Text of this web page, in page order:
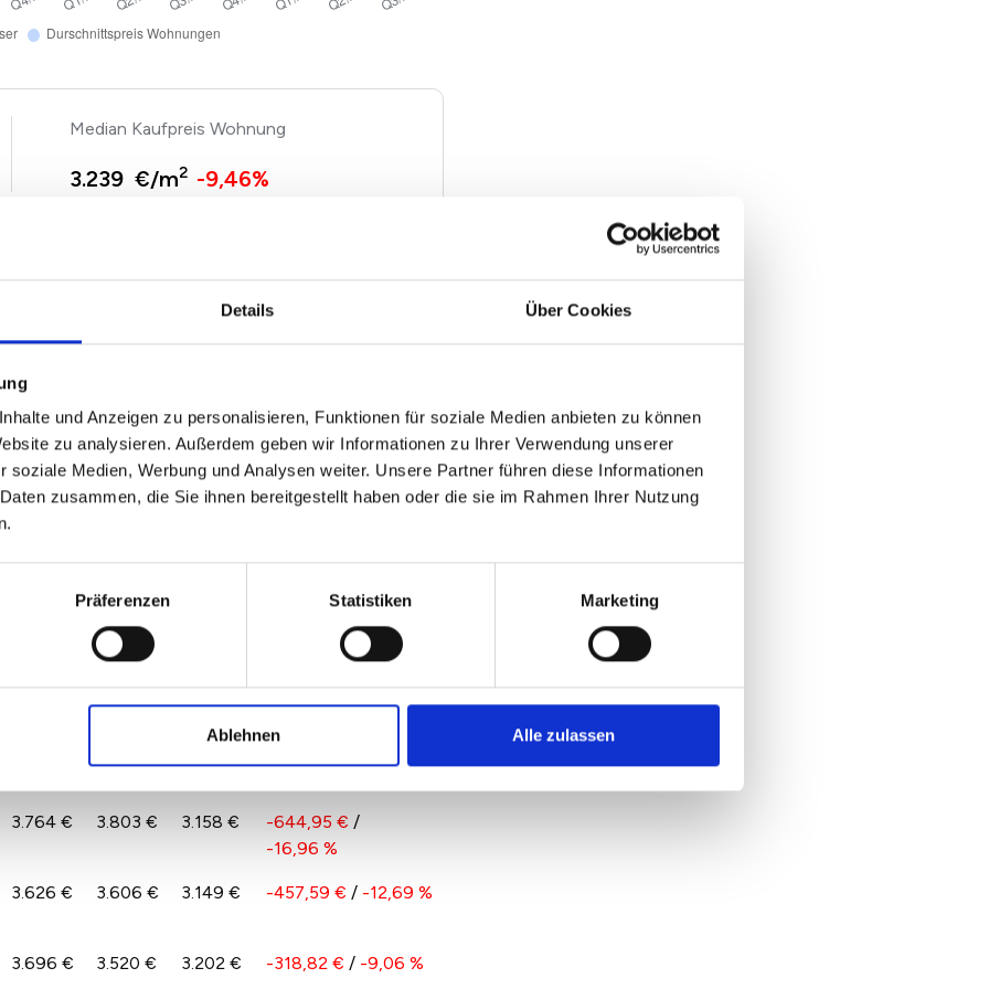
Details Über Cookies
und Anzeigen zu personalisieren, Funktionen für soziale Medien anbieten zu können
zu analysieren. Außerdem geben wir Informationen zu Ihrer Verwendung unserer
soziale Medien, Werbung und Analysen weiter. Unsere Partner führen diese Informationen
zusammen, die Sie ihnen bereitgestellt haben oder die sie im Rahmen Ihrer Nutzung
Präferenzen Statistiken Marketing
Ablehnen Alle zulassen
Kaufpreis Wohnung
3.239 €/m2 -9,46%
entsprechend nach oben und unten abweichen.
unserenImmobilienwertrechner für Hemmingen.
2026
und 2026 spiegelt das Angebot und die
2025 2026
Veränderung zum
Vorjahr
3.764 € 3.803 € 3.158 € -644,95 € /
-16,96 %
3.626 € 3.606 € 3.149 € -457,59 € / -12,69 %
3.696 € 3.520 € 3.202 € -318,82 € / -9,06 %